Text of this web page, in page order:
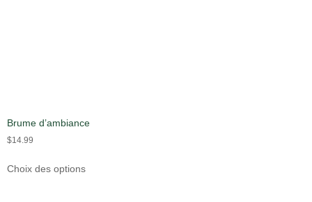
Brume d’ambiance
$14.99
Choix des options